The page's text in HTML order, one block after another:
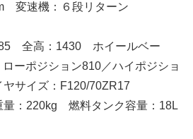
変速機：６段リターン
全高：1430 ホイールベー
ーポジション810／ハイポジショ
サイズ：F120/70ZR17
：220kg 燃料タンク容量：18L